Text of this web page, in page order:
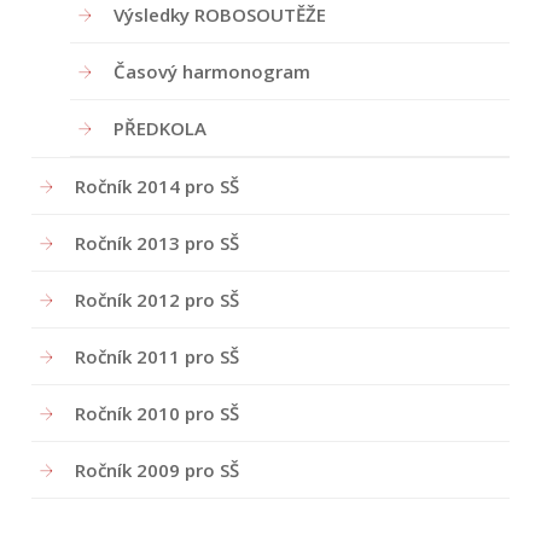
Výsledky ROBOSOUTĚŽE
Časový harmonogram
PŘEDKOLA
Ročník 2014 pro SŠ
Ročník 2013 pro SŠ
Ročník 2012 pro SŠ
Ročník 2011 pro SŠ
Ročník 2010 pro SŠ
Ročník 2009 pro SŠ